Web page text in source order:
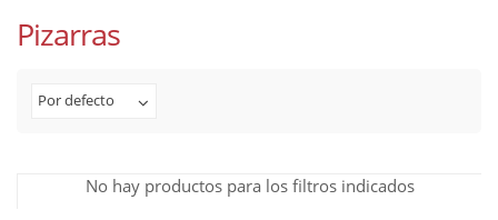
Pizarras
Por defecto
No hay productos para los filtros indicados